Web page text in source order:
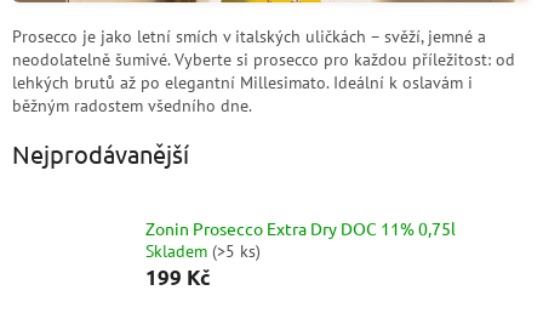
Prosecco je jako letní smích v italských uličkách – svěží, jemné a
neodolatelně šumivé. Vyberte si prosecco pro každou příležitost: od
lehkých brutů až po elegantní Millesimato. Ideální k oslavám i
běžným radostem všedního dne.
Nejprodávanější
Zonin Prosecco Extra Dry DOC 11% 0,75l
Skladem (>5 ks)
199 Kč